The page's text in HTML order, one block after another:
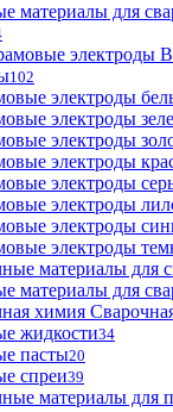
материалы для
102
электроды
электроды
электроды
электроды
электроды
электроды
электроды
электроды
материалы для
жидкости34
пасты20
спреи39